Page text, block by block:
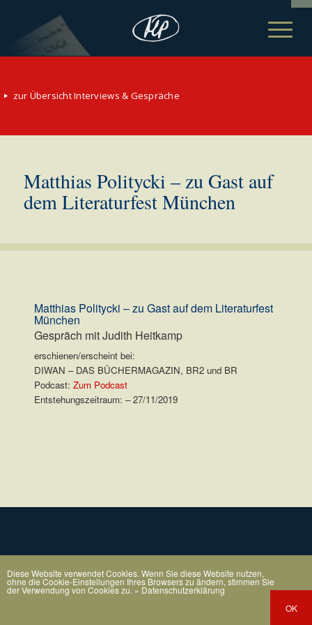
zur Übersicht Interviews & Gespräche
Matthias Politycki – zu Gast auf
dem Literaturfest München
Matthias Politycki – zu Gast auf dem Literaturfest
München
Gespräch mit Judith Heitkamp
erschienen/erscheint bei:
DIWAN – DAS BÜCHERMAGAZIN, BR2 und BR
Podcast: Zum Podcast
Entstehungszeitraum: – 27/11/2019
Diese Website verwendet Cookies. Wenn Sie diese Website nutzen,
ohne die Cookie-Einstellungen Ihres Browsers zu ändern, stimmen Sie
der Verwendung von Cookies zu. » Datenschutzerklärung
OK